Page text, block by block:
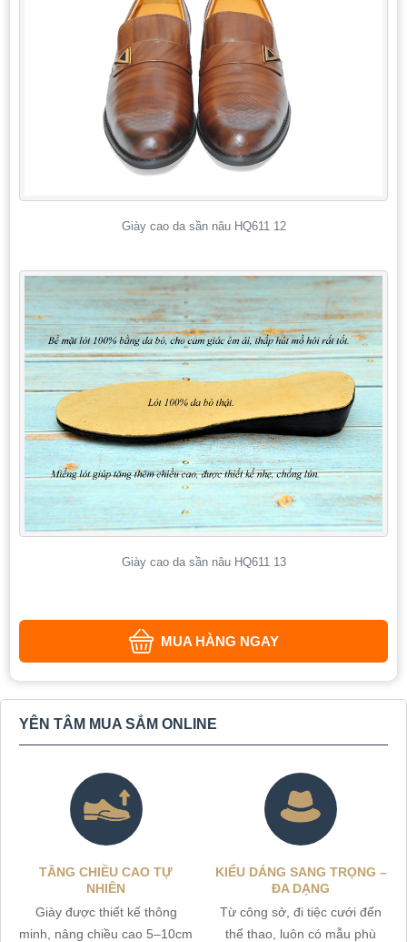
Giày cao da sần nâu HQ611 12
Giày cao da sần nâu HQ611 13
MUA HÀNG NGAY
YÊN TÂM MUA SẮM ONLINE
TĂNG CHIỀU CAO TỰ
NHIÊN
Giày được thiết kế thông
minh, nâng chiều cao 5–10cm
KIỂU DÁNG SANG TRỌNG –
ĐA DẠNG
Từ công sở, đi tiệc cưới đến
thể thao, luôn có mẫu phù